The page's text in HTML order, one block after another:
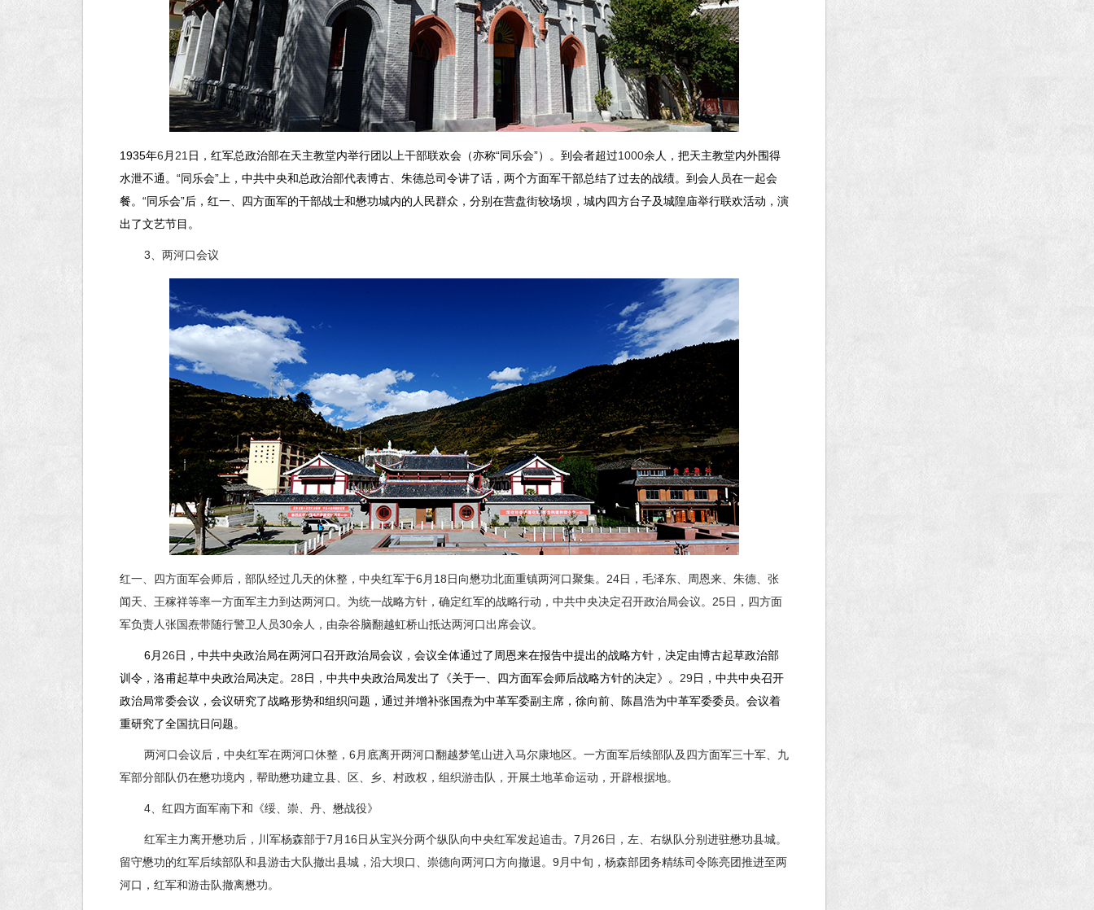
1935年6 月 21 日，红军总政治部在天主教堂内举行团以上干部联欢会（亦称“同乐会”）。到会者超过1000余人，把天主教堂内外围得
水泄不通。“同乐会”上，中共中央和总政治部代表博古、朱德总司令讲了话，两个方面军干部总结了过去的战绩。到会人员在一起会
餐。“同乐会”后，红一、四方面军的干部战士和懋功城内的人民群众，分别在营盘街较场坝，城内四方台子及城隍庙举行联欢活动，演
出了文艺节目。
3 、两河口会议
红一、四方面军会师后，部队经过几天的休整，中央红军于6 月 18日向懋功北面重镇两河口聚集。 24日，毛泽东、周恩来、朱德、张
闻天、王稼祥等率一方面军主力到达两河口。为统一战略方针，确定红军的战略行动，中共中央决定召开政治局会议。 25日，四方面
军负责人张国焘带随行警卫人员30余人，由杂谷脑翻越虹桥山抵达两河口出席会议。
6月 26日，中共中央政治局在两河口召开政治局会议，会议全体通过了周恩来在报告中提出的战略方针，决定由博古起草政治部
训令，洛甫起草中央政治局决定。 28日，中共中央政治局发出了《关于一、四方面军会师后战略方针的决定》。 29日，中共中央召开
政治局常委会议，会议研究了战略形势和组织问题，通过并增补张国焘为中革军委副主席，徐向前、陈昌浩为中革军委委员。会议着
重研究了全国抗日问题。
两河口会议后，中央红军在两河口休整， 6 月底离开两河口翻越梦笔山进入马尔康地区。一方面军后续部队及四方面军三十军、九
军部分部队仍在懋功境内，帮助懋功建立县、区、乡、村政权，组织游击队，开展土地革命运动，开辟根据地。
4 、红四方面军南下和《绥、崇、丹、懋战役》
红军主力离开懋功后，川军杨森部于7 月 16日从宝兴分两个纵队向中央红军发起追击。 7 月 26日，左、右纵队分别进驻懋功县城。
留守懋功的红军后续部队和县游击大队撤出县城，沿大坝口、崇德向两河口方向撤退。 9 月中旬，杨森部团务精练司令陈亮团推进至两
河口，红军和游击队撤离懋功。